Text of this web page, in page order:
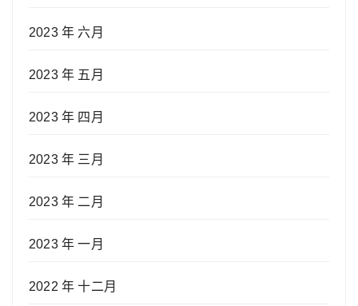
2023 年 六月
2023 年 五月
2023 年 四月
2023 年 三月
2023 年 二月
2023 年 一月
2022 年 十二月